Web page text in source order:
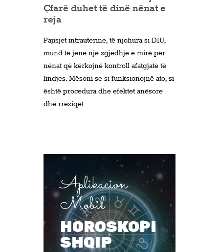
Çfarë duhet të dinë nënat e
reja
Pajisjet intrauterine, të njohura si DIU,
mund të jenë një zgjedhje e mirë për
nënat që kërkojnë kontroll afatgjatë të
lindjes. Mësoni se si funksionojnë ato, si
është procedura dhe efektet anësore
dhe rreziqet.
Aplikacion
Mobil
HOROSKOPI
SHQIP